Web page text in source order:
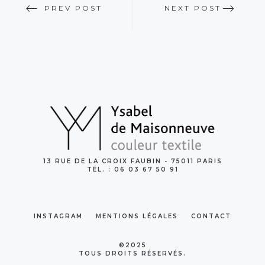
PREV POST NEXT POST
13 RUE DE LA CROIX FAUBIN - 75011 PARIS
TÉL. : 06 03 67 50 91
INSTAGRAM MENTIONS LÉGALES CONTACT
©2025
TOUS DROITS RÉSERVÉS.